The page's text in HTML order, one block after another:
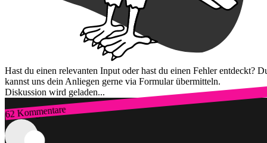
Hast du einen relevanten Input oder hast du einen Fehler entdeckt?
kannst uns dein Anliegen gerne via Formular übermitteln.
Diskussion wird geladen...
62 Kommentare
Zum Login